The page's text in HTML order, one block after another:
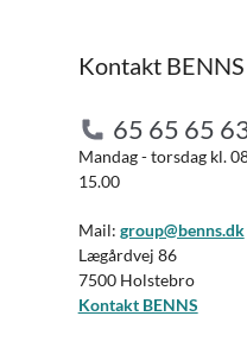
Kontakt BENNS
65 65 65
Mandag - torsdag kl.
15.00
Mail: group@benns.dk
Lægårdvej 86
7500 Holstebro
Kontakt BENNS